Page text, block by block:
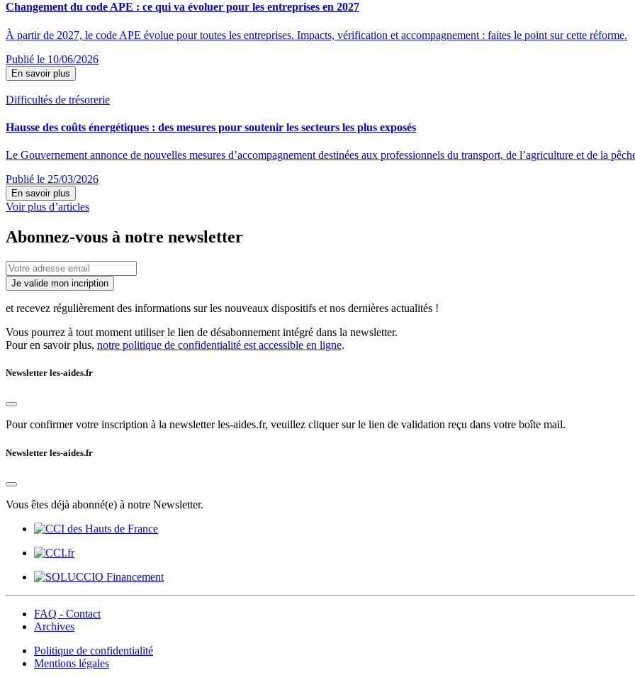
Changement du code APE : ce qui va évoluer pour les entreprises en 2027
À partir de 2027, le code APE évolue pour toutes les entreprises. Impacts, vérification et accompagnement : faites le point sur cette réforme.
Publié le 10/06/2026
En savoir plus
Difficultés de trésorerie
Hausse des coûts énergétiques : des mesures pour soutenir les secteurs les plus exposés
Le Gouvernement annonce de nouvelles mesures d’accompagnement destinées aux professionnels du transport, de l’agriculture et de la
Publié le 25/03/2026
En savoir plus
Voir plus d’articles
Abonnez-vous à notre newsletter
Je valide mon incription
et recevez régulièrement des informations sur les nouveaux dispositifs et nos dernières actualités !
Vous pourrez à tout moment utiliser le lien de désabonnement intégré dans la newsletter.
Pour en savoir plus, notre politique de confidentialité est accessible en ligne.
Newsletter les-aides.fr
Pour confirmer votre inscription à la newsletter les-aides.fr, veuillez cliquer sur le lien de validation reçu dans votre boîte mail.
Newsletter les-aides.fr
Vous êtes déjà abonné(e) à notre Newsletter.
FAQ - Contact
Archives
Politique de confidentialité
Mentions légales